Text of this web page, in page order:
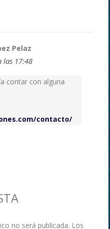
Pelaz
las 17:48
contar con alguna
contacto/
no será publicada. Los